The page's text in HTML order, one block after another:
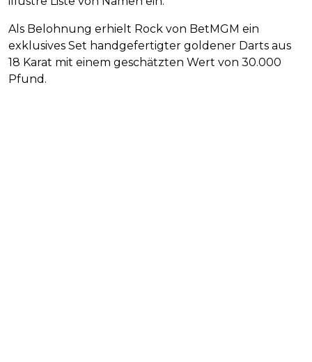
Als Belohnung erhielt Rock von BetMGM ein
exklusives Set handgefertigter goldener Darts aus
18 Karat mit einem geschätzten Wert von 30.000
Pfund.